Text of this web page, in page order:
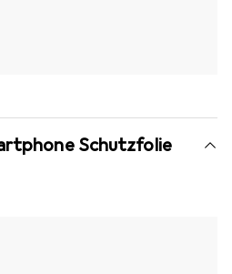
Schutzfolie